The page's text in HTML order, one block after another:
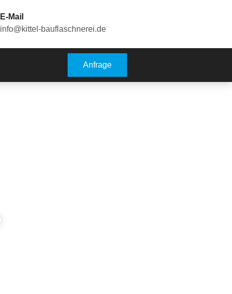
E-Mail
info@kittel-bauflaschnerei.de
Anfrage